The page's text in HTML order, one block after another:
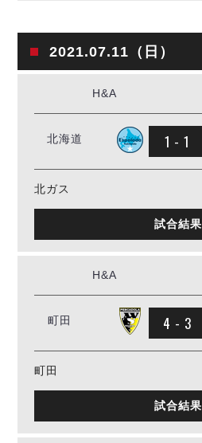
2021.07.11（日）
H&A
北海道 1 - 1
北ガス
試合結果
H&A
町田 4 - 3
町田
試合結果